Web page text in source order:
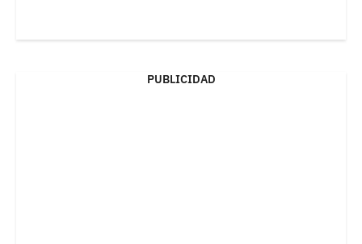
PUBLICIDAD